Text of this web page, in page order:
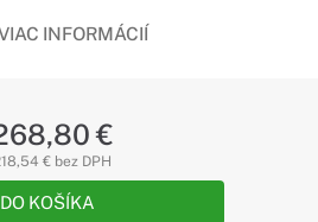
INFORMÁCIÍ
€
€ bez DPH
KOŠÍKA